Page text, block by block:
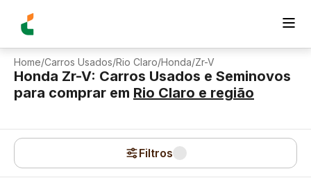
Home/Carros Usados/Rio Claro/Honda/Zr-V
Honda Zr-V: Carros Usados e Seminovos
para comprar em Rio Claro e região
Filtros